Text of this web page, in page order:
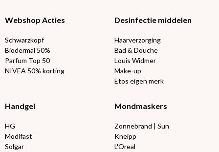
Webshop Acties
Schwarzkopf
Biodermal 50%
Parfum Top 50
NIVEA 50% korting
Desinfectie middelen
Haarverzorging
Bad & Douche
Louis Widmer
Make-up
Etos eigen merk
Handgel
HG
Modifast
Solgar
Mondmaskers
Zonnebrand | Sun
Kneipp
L'Oreal